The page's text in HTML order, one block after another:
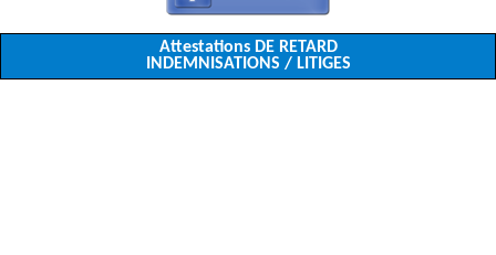
Attestations DE RETARD
INDEMNISATIONS / LITIGES